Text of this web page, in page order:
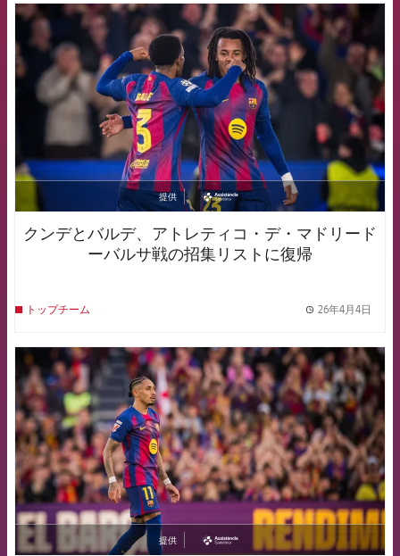
FCB Barcelona badge
提供
asistencia
クンデとバルデ、アトレティコ・デ・マドリード
ーバルサ戦の招集リストに復帰
トップチーム 26年4月4日
FCB Barcelona badge
提供
asistencia